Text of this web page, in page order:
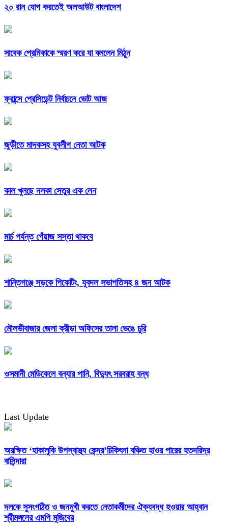
২০ রান যোগ করতেই অলআউট বাংলাদেশ
সাবেক প্রেমিকাকে স্মরণ করে যা বললেন মিঠুন
ফ্রান্সে প্রেসিডেন্ট নির্বাচনে ভোট আজ
জুড়ীতে মাদকসহ যুবলীগ নেতা আটক
কাল খুলছে নলকা সেতুর এক লেন
মার্চ পর্যন্ত পেঁয়াজ সস্তা থাকবে
শান্তিগঞ্জে সড়কে পিকেটিং, যুবদল সভাপতিসহ ৪ জন আটক
মৌলভীবাজার জেলা ক্রীড়া অফিসের তালা ভেঙে চুরি
ওসমানী মেডিকেলে বন্যার পানি, বিদ্যুৎ সরবরাহ বন্ধ
Last Update
অরক্ষিত ‘হাকালুকি উপস্বাস্থ্য কেন্দ্র’চিকিৎসা বঞ্চিত হাওর পারের হতদরিদ্র
বাসিন্দারা
দলকে সুসংগঠিত ও জনমুখী করতে নেতাকর্মীদের ঐক্যবদ্ধ হওয়ার আহ্বান
শ্রীমঙ্গলের এমপি মুজিবের